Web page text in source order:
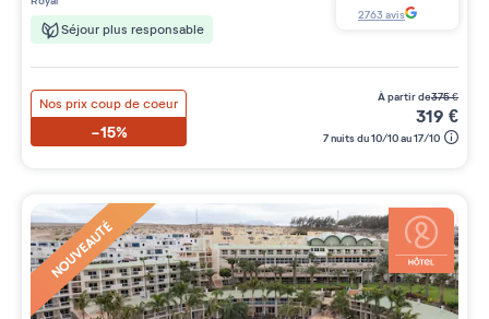
Séjour plus responsable
2763avis
Nos prix coup de coeur
-15%
à partir de375€
319 €
7 nuits du 10/10 au 17/10
NOUVEAUTÉ